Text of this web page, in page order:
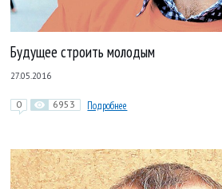
Будущее строить молодым
27.05.2016
0 6953 Подробнее